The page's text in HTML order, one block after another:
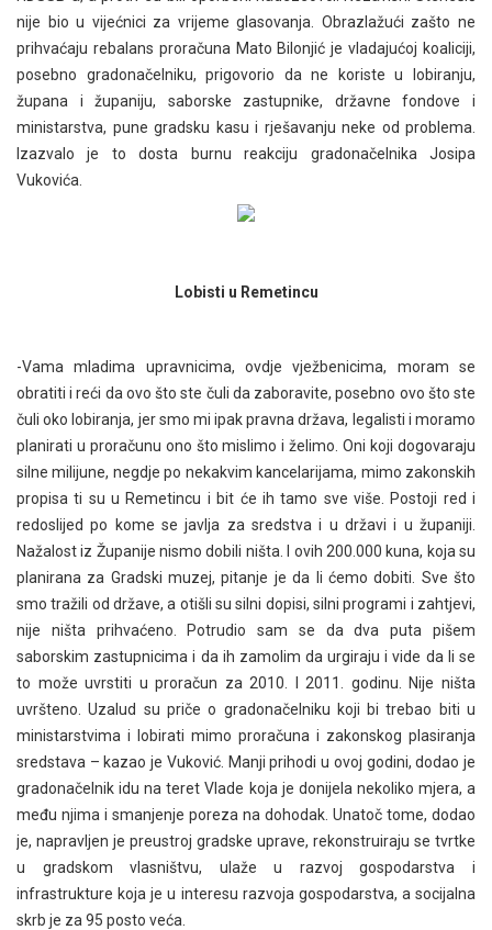
nije bio u vijećnici za vrijeme glasovanja. Obrazlažući zašto ne
prihvaćaju rebalans proračuna Mato Bilonjić je vladajućoj koaliciji,
posebno gradonačelniku, prigovorio da ne koriste u lobiranju,
župana i županiju, saborske zastupnike, državne fondove i
ministarstva, pune gradsku kasu i rješavanju neke od problema.
Izazvalo je to dosta burnu reakciju gradonačelnika Josipa
Vukovića.
Lobisti u Remetincu
-Vama mladima upravnicima, ovdje vježbenicima, moram se
obratiti i reći da ovo što ste čuli da zaboravite, posebno ovo što ste
čuli oko lobiranja, jer smo mi ipak pravna država, legalisti i moramo
planirati u proračunu ono što mislimo i želimo. Oni koji dogovaraju
silne milijune, negdje po nekakvim kancelarijama, mimo zakonskih
propisa ti su u Remetincu i bit će ih tamo sve više. Postoji red i
redoslijed po kome se javlja za sredstva i u državi i u županiji.
Nažalost iz Županije nismo dobili ništa. I ovih 200.000 kuna, koja su
planirana za Gradski muzej, pitanje je da li ćemo dobiti. Sve što
smo tražili od države, a otišli su silni dopisi, silni programi i zahtjevi,
nije ništa prihvaćeno. Potrudio sam se da dva puta pišem
saborskim zastupnicima i da ih zamolim da urgiraju i vide da li se
to može uvrstiti u proračun za 2010. I 2011. godinu. Nije ništa
uvršteno. Uzalud su priče o gradonačelniku koji bi trebao biti u
ministarstvima i lobirati mimo proračuna i zakonskog plasiranja
sredstava – kazao je Vuković. Manji prihodi u ovoj godini, dodao je
gradonačelnik idu na teret Vlade koja je donijela nekoliko mjera, a
među njima i smanjenje poreza na dohodak. Unatoč tome, dodao
je, napravljen je preustroj gradske uprave, rekonstruiraju se tvrtke
u gradskom vlasništvu, ulaže u razvoj gospodarstva i
infrastrukture koja je u interesu razvoja gospodarstva, a socijalna
skrb je za 95 posto veća.